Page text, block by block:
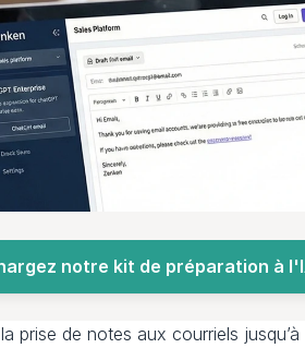
notre kit de préparation à
de notes aux courriels jusqu’à